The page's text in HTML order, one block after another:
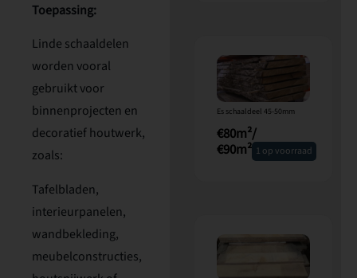
Toepassing:
Linde schaaldelen
worden vooral
gebruikt voor
binnenprojecten en
decoratief houtwerk,
zoals:
Tafelbladen,
interieurpanelen,
wandbekleding,
meubelconstructies,
Es schaaldeel 45-50mm
€80m²/
€90m² 1 op voorraad